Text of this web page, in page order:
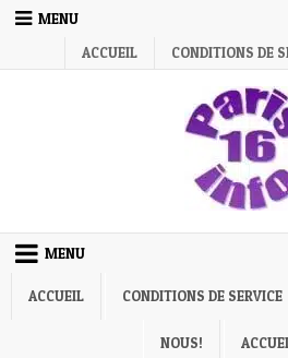
Skip
MENU
ACCUEIL
CONDITIONS DE
MENU
ACCUEIL CONDITIONS DE SERVICE
NOUS!